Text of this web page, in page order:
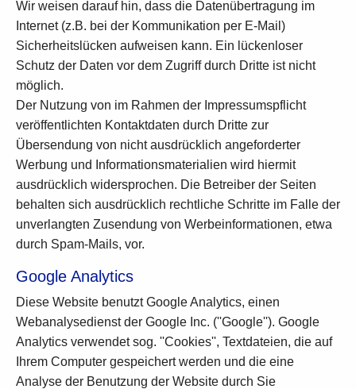
Wir weisen darauf hin, dass die Datenübertragung im
Internet (z.B. bei der Kommunikation per E-Mail)
Sicherheitslücken aufweisen kann. Ein lückenloser
Schutz der Daten vor dem Zugriff durch Dritte ist nicht
möglich.
Der Nutzung von im Rahmen der Impressumspflicht
veröffentlichten Kontaktdaten durch Dritte zur
Übersendung von nicht ausdrücklich angeforderter
Werbung und Informationsmaterialien wird hiermit
ausdrücklich widersprochen. Die Betreiber der Seiten
behalten sich ausdrücklich rechtliche Schritte im Falle der
unverlangten Zusendung von Werbeinformationen, etwa
durch Spam-Mails, vor.
Google Analytics
Diese Website benutzt Google Analytics, einen
Webanalysedienst der Google Inc. (''Google''). Google
Analytics verwendet sog. ''Cookies'', Textdateien, die auf
Ihrem Computer gespeichert werden und die eine
Analyse der Benutzung der Website durch Sie